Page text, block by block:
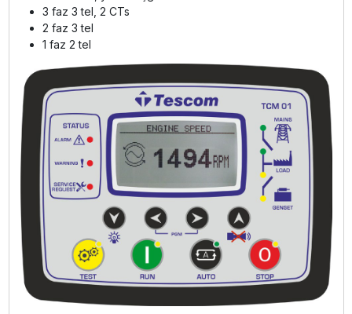
3 faz 3 tel, 2 CTs
2 faz 3 tel
1 faz 2 tel